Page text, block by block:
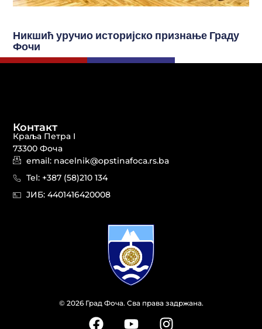
Никшић уручио историјско признање Граду
Фочи
© 2026 Град Фоча. Сва права задржана.
Контакт
Краља Петра I
73300 Фоча
email: nacelnik@opstinafoca.rs.ba
Tel: +387 (58)210 134
JИБ: 44014164​20008